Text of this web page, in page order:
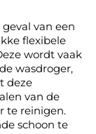
van een
flexibele
wordt vaak
wasdroger,
deze
van de
te reinigen.
schoon te